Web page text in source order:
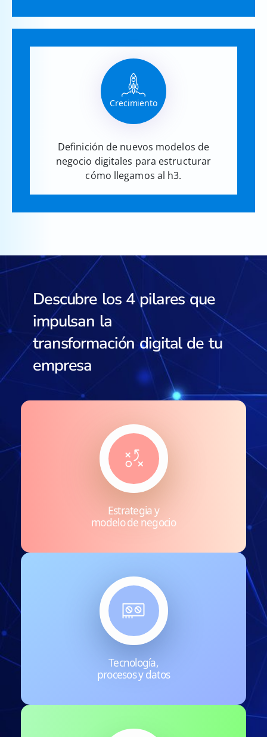
Crecimiento
Definición de nuevos modelos de
negocio digitales para estructurar
cómo llegamos al h3.
Descubre los 4 pilares que
impulsan la
transformación digital de tu
empresa
Estrategia y
modelo de negocio
Tecnología,
procesos y datos